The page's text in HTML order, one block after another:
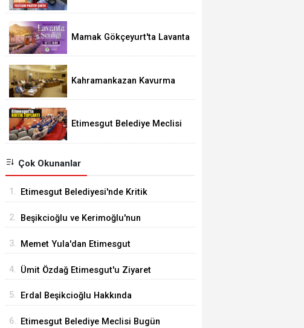
Pozitif Çıktı
Mamak Gökçeyurt'ta Lavanta
Kahramankazan Kavurma
Etimesgut Belediye Meclisi
Çok Okunanlar
1. Etimesgut Belediyesi'nde Kritik
2. Beşikcioğlu ve Kerimoğlu'nun
3. Memet Yula'dan Etimesgut
4. Ümit Özdağ Etimesgut'u Ziyaret
5. Erdal Beşikcioğlu Hakkında
6. Etimesgut Belediye Meclisi Bugün